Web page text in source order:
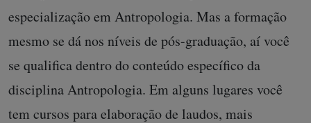
especialização em Antropologia. Mas a formação
mesmo se dá nos níveis de pós-graduação, aí você
se qualifica dentro do conteúdo específico da
disciplina Antropologia. Em alguns lugares você
tem cursos para elaboração de laudos, mais